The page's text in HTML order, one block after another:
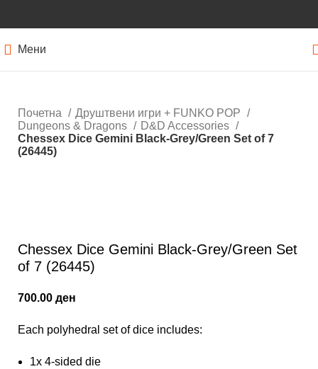
Мени
Почетна
Друштвени игри + FUNKO POP
Dungeons & Dragons
D&D Accessories
Chessex Dice Gemini Black-Grey/Green Set of 7
(26445)
Chessex Dice Gemini Black-Grey/Green Set
of 7 (26445)
700.00 ден
Each polyhedral set of dice includes:
1x 4-sided die